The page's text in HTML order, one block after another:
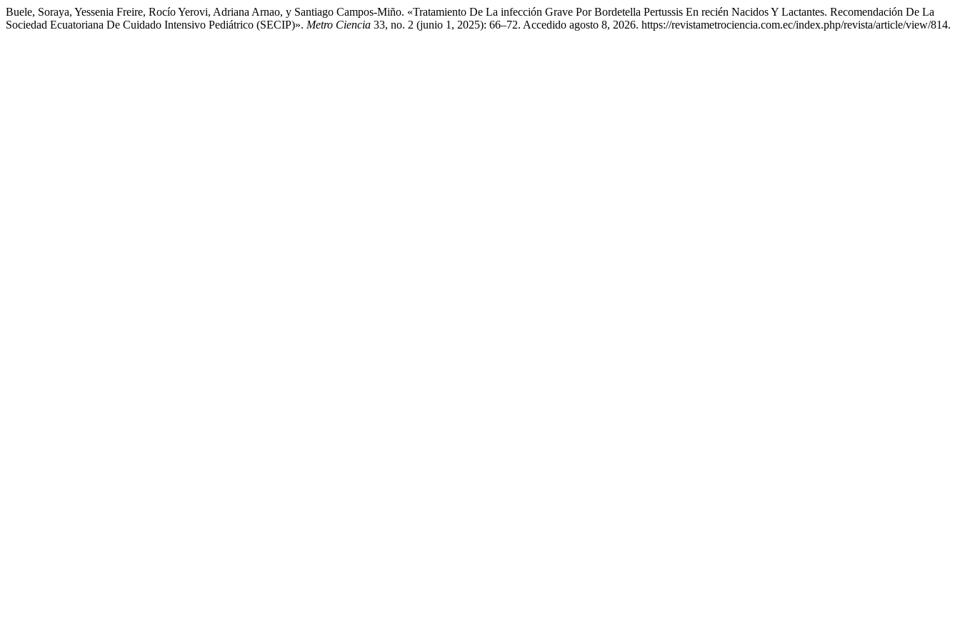
Buele, Soraya, Yessenia Freire, Rocío Yerovi, Adriana Arnao, y Santiago Campos-Miño. «Tratamiento De La infección Grave Por Bordetella Pertussis En recién Nacidos Y Lactantes. Recomendación De La
Sociedad Ecuatoriana De Cuidado Intensivo Pediátrico (SECIP)». Metro Ciencia 33, no. 2 (junio 1, 2025): 66–72. Accedido agosto 8, 2026. https://revistametrociencia.com.ec/index.php/revista/article/view/814.